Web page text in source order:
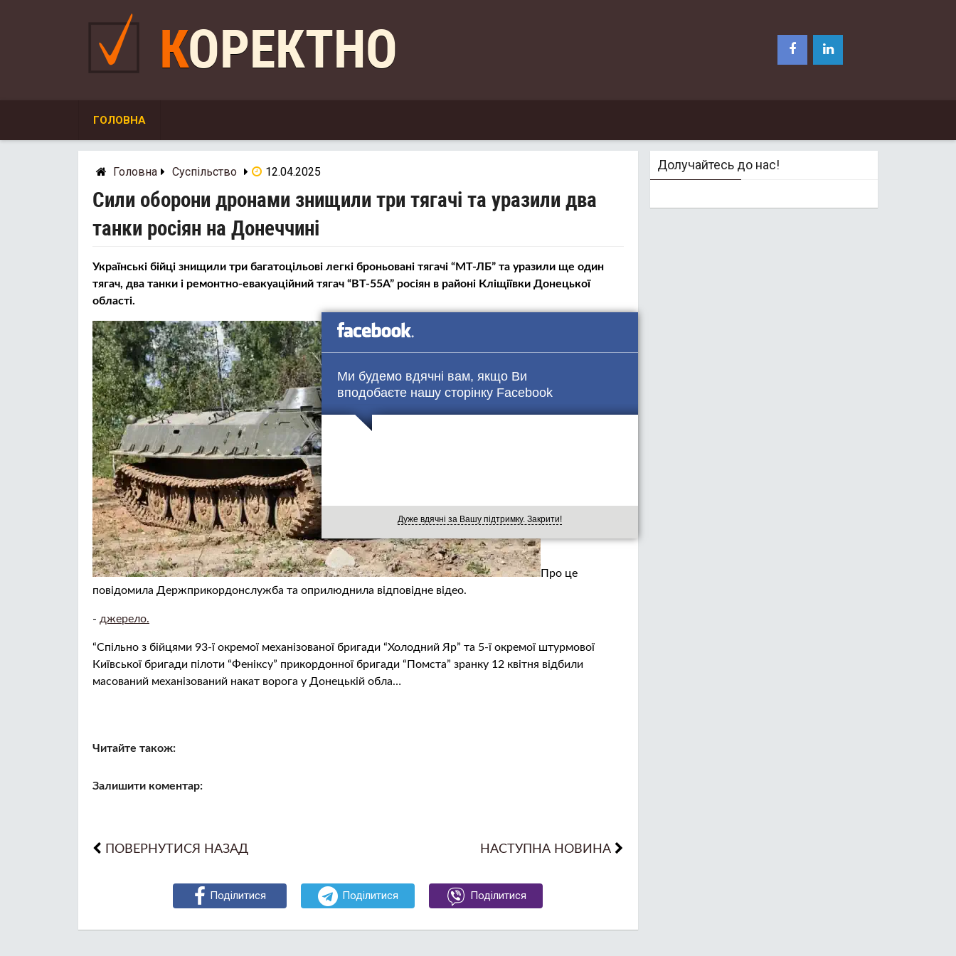
Ми будемо вдячні вам, якщо Ви
вподобаєте нашу сторінку Facebook
Дуже вдячні за Вашу підтримку. Закрити!
КОРЕКТНО
ГОЛОВНА
Головна Суспільство 12.04.2025
Сили оборони дронами знищили три тягачі та уразили два
танки росіян на Донеччині
Українські бійці знищили три багатоцільові легкі броньовані тягачі “МТ-ЛБ” та уразили ще один
тягач, два танки і ремонтно-евакуаційний тягач “ВТ-55А” росіян в районі Кліщіївки Донецької
області.
Про це
повідомила Держприкордонслужба та оприлюднила відповідне відео.
- джерело.
“Спільно з бійцями 93-ї окремої механізованої бригади “Холодний Яр” та 5-ї окремої штурмової
Київської бригади пілоти “Феніксу” прикордонної бригади “Помста” зранку 12 квітня відбили
масований механізований накат ворога у Донецькій обла…
Читайте також:
Залишити коментар:
ПОВЕРНУТИСЯ НАЗАД НАСТУПНА НОВИНА
Поділитися Поділитися Поділитися
Долучайтесь до нас!